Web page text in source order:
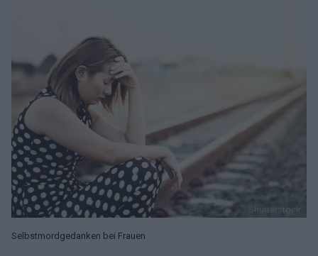
Shutterstock
Selbstmordgedanken bei Frauen